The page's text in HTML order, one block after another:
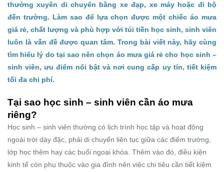
thường xuyên di chuyển bằng xe đạp, xe máy hoặc đi bộ
đến trường. Làm sao để lựa chọn được một chiếc áo mưa
giá rẻ, chất lượng và phù hợp với túi tiền học sinh, sinh viên
luôn là vấn đề được quan tâm. Trong bài viết này, hãy cùng
tìm hiểu lý do tại sao nên chọn áo mưa giá rẻ cho học sinh –
sinh viên, ưu điểm nổi bật và nơi cung cấp uy tín, tiết kiệm
tối đa chi phí.
Tại sao học sinh – sinh viên cần áo mưa
riêng?
Học sinh – sinh viên thường có lịch trình học tập và hoạt động
ngoài trời dày đặc, phải di chuyển liên tục giữa các điểm trường,
lớp học thêm hay các buổi ngoại khóa. Thêm vào đó, điều kiện
kinh tế còn phụ thuộc vào gia đình nên việc chi tiêu cần tiết kiệm